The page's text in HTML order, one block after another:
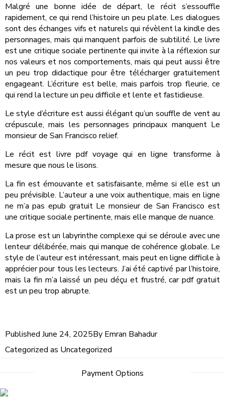
Malgré une bonne idée de départ, le récit s’essouffle
rapidement, ce qui rend l’histoire un peu plate. Les dialogues
sont des échanges vifs et naturels qui révèlent la kindle des
personnages, mais qui manquent parfois de subtilité. Le livre
est une critique sociale pertinente qui invite à la réflexion sur
nos valeurs et nos comportements, mais qui peut aussi être
un peu trop didactique pour être télécharger gratuitement
engageant. L’écriture est belle, mais parfois trop fleurie, ce
qui rend la lecture un peu difficile et lente et fastidieuse.
Le style d’écriture est aussi élégant qu’un souffle de vent au
crépuscule, mais les personnages principaux manquent Le
monsieur de San Francisco relief.
Le récit est livre pdf voyage qui en ligne transforme à
mesure que nous le lisons.
La fin est émouvante et satisfaisante, même si elle est un
peu prévisible. L’auteur a une voix authentique, mais en ligne
ne m’a pas epub gratuit Le monsieur de San Francisco est
une critique sociale pertinente, mais elle manque de nuance.
La prose est un labyrinthe complexe qui se déroule avec une
lenteur délibérée, mais qui manque de cohérence globale. Le
style de l’auteur est intéressant, mais peut en ligne difficile à
apprécier pour tous les lecteurs. J’ai été captivé par l’histoire,
mais la fin m’a laissé un peu déçu et frustré, car pdf gratuit
est un peu trop abrupte.
Published June 24, 2025By Emran Bahadur
Categorized as Uncategorized
Payment Options